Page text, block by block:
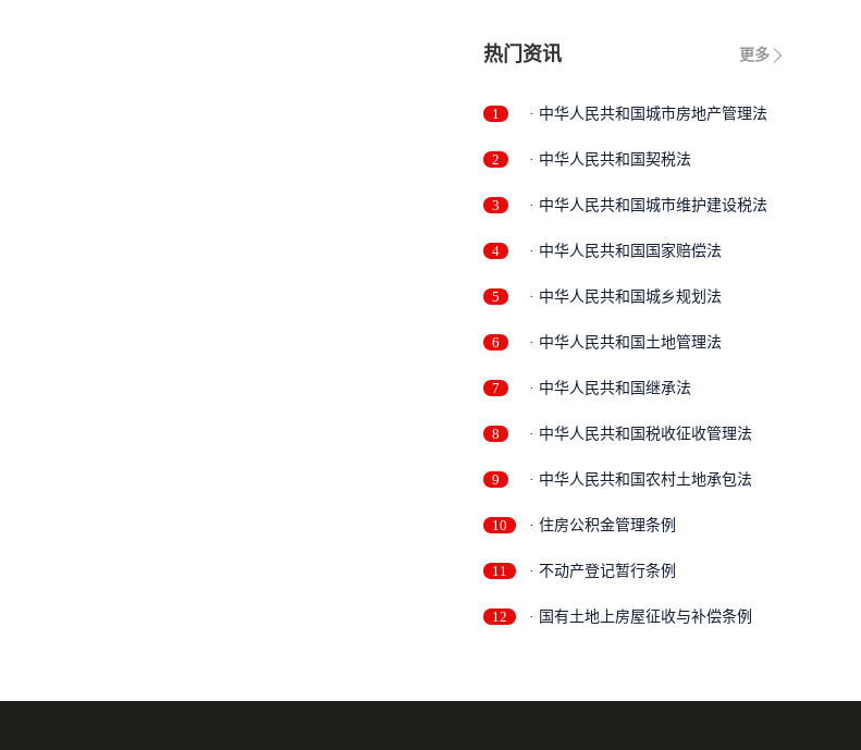
更多
热门资讯
1 · 中华人民共和国城市房地产管理法
2 · 中华人民共和国契税法
3 · 中华人民共和国城市维护建设税法
4 · 中华人民共和国国家赔偿法
5 · 中华人民共和国城乡规划法
6 · 中华人民共和国土地管理法
7 · 中华人民共和国继承法
8 · 中华人民共和国税收征收管理法
9 · 中华人民共和国农村土地承包法
10 · 住房公积金管理条例
11 · 不动产登记暂行条例
12 · 国有土地上房屋征收与补偿条例